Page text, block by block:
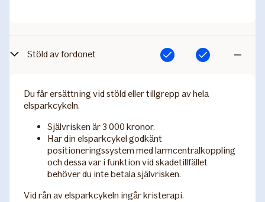
Stöld av fordonet Ingår
Ingår
Du får ersättning vid stöld eller tillgrepp av hela
elsparkcykeln.
Självrisken är 3 000 kronor.
Har din elsparkcykel godkänt
positioneringssystem med larmcentralkoppling
och dessa var i funktion vid skadetillfället
behöver du inte betala självrisken.
Vid rån av elsparkcykeln ingår kristerapi.